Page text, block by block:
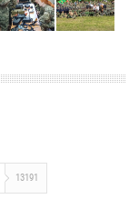
13191